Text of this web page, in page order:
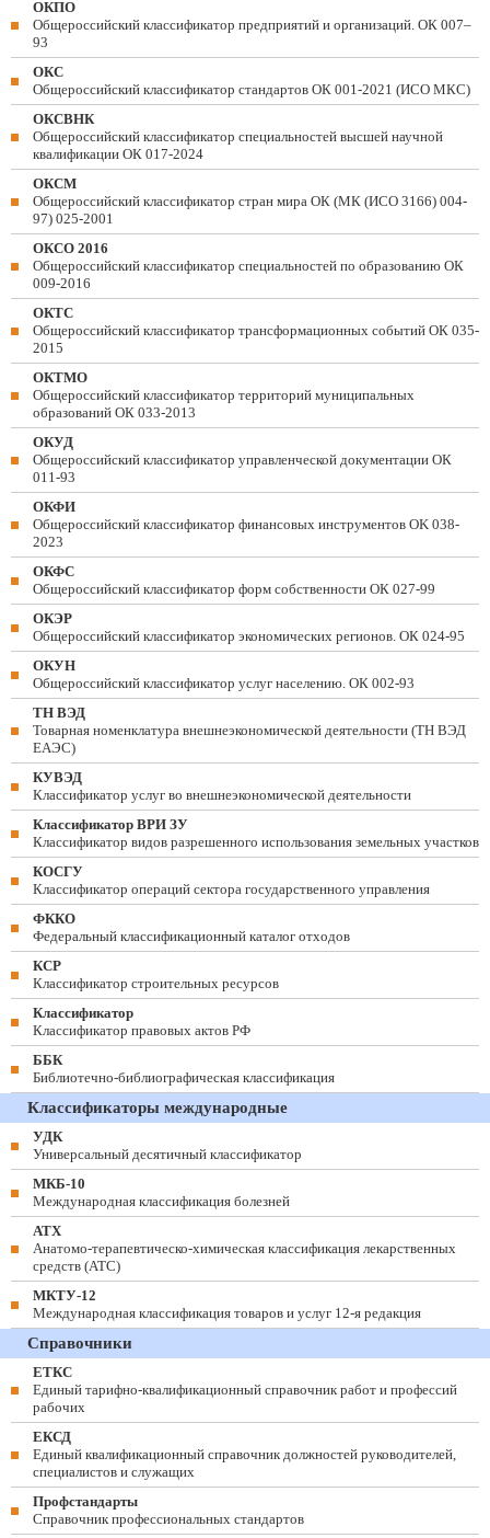
ОКПО
Общероссийский классификатор предприятий и организаций. ОК 007–
93
ОКС
Общероссийский классификатор стандартов ОК 001-2021 (ИСО МКС)
ОКСВНК
Общероссийский классификатор специальностей высшей научной
квалификации ОК 017-2024
ОКСМ
Общероссийский классификатор стран мира ОК (МК (ИСО 3166) 004-
97) 025-2001
ОКСО 2016
Общероссийский классификатор специальностей по образованию ОК
009-2016
ОКТС
Общероссийский классификатор трансформационных событий ОК 035-
2015
ОКТМО
Общероссийский классификатор территорий муниципальных
образований ОК 033-2013
ОКУД
Общероссийский классификатор управленческой документации ОК
011-93
ОКФИ
Общероссийский классификатор финансовых инструментов OK 038-
2023
ОКФС
Общероссийский классификатор форм собственности ОК 027-99
ОКЭР
Общероссийский классификатор экономических регионов. ОК 024-95
ОКУН
Общероссийский классификатор услуг населению. ОК 002-93
ТН ВЭД
Товарная номенклатура внешнеэкономической деятельности (ТН ВЭД
ЕАЭС)
КУВЭД
Классификатор услуг во внешнеэкономической деятельности
Классификатор ВРИ ЗУ
Классификатор видов разрешенного использования земельных участков
КОСГУ
Классификатор операций сектора государственного управления
ФККО
Федеральный классификационный каталог отходов
КСР
Классификатор строительных ресурсов
Классификатор
Классификатор правовых актов РФ
ББК
Библиотечно-библиографическая классификация
Классификаторы международные
УДК
Универсальный десятичный классификатор
МКБ-10
Международная классификация болезней
АТХ
Анатомо-терапевтическо-химическая классификация лекарственных
средств (ATC)
МКТУ-12
Международная классификация товаров и услуг 12-я редакция
Справочники
ЕТКС
Единый тарифно-квалификационный справочник работ и профессий
рабочих
ЕКСД
Единый квалификационный справочник должностей руководителей,
специалистов и служащих
Профстандарты
Справочник профессиональных стандартов